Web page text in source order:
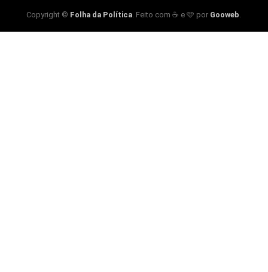
Copyright © Folha da Política. Feito com ☕ e 🩵 por Gooweb.